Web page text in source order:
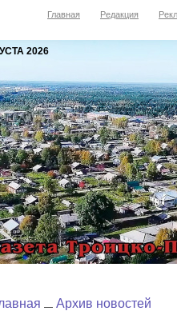
Главная Редакция
2026
Архив новостей